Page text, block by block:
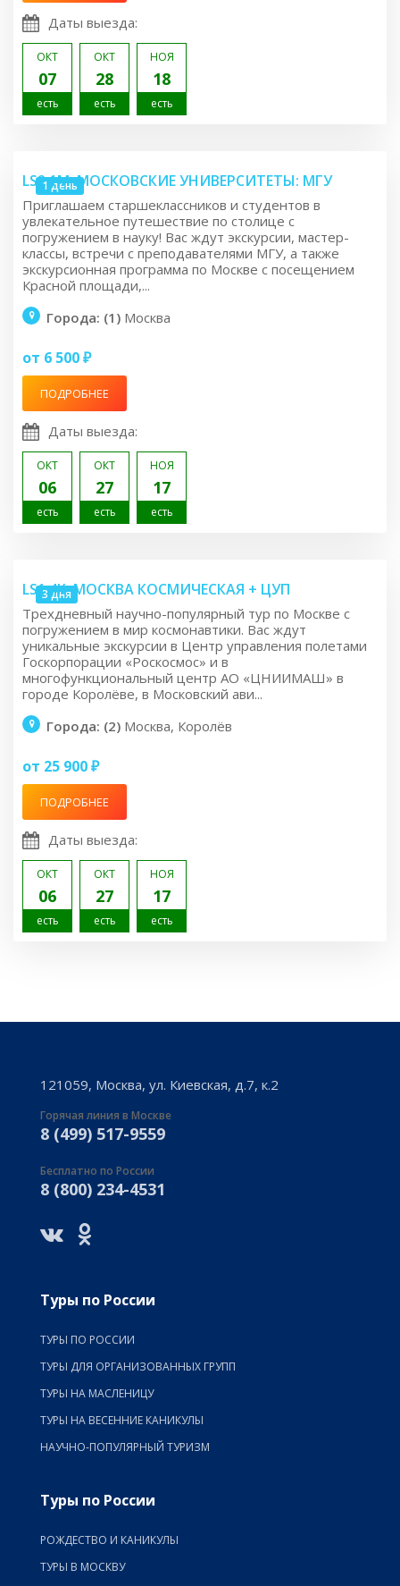
Даты выезда:
ОКТ
07
есть
ОКТ
28
есть
НОЯ
18
есть
1 день
LS2.1M: МОСКОВСКИЕ УНИВЕРСИТЕТЫ: МГУ
Приглашаем старшеклассников и студентов в
увлекательное путешествие по столице с
погружением в науку! Вас ждут экскурсии, мастер-
классы, встречи с преподавателями МГУ, а также
экскурсионная программа по Москве с посещением
Красной площади,...
Города: (1) Москва
от 6 500 ₽
ПОДРОБНЕЕ
Даты выезда:
ОКТ
06
есть
ОКТ
27
есть
НОЯ
17
есть
3 дня
LS1.4K: МОСКВА КОСМИЧЕСКАЯ + ЦУП
Трехдневный научно-популярный тур по Москве с
погружением в мир космонавтики. Вас ждут
уникальные экскурсии в Центр управления полетами
Госкорпорации «Роскосмос» и в
многофункциональный центр АО «ЦНИИМАШ» в
городе Королёве, в Московский ави...
Города: (2) Москва, Королёв
от 25 900 ₽
ПОДРОБНЕЕ
Даты выезда:
ОКТ
06
есть
ОКТ
27
есть
НОЯ
17
есть
121059, Москва, ул. Киевская, д.7, к.2
Горячая линия в Москве
8 (499) 517-9559
Бесплатно по России
8 (800) 234-4531
Туры по России
ТУРЫ ПО РОССИИ
ТУРЫ ДЛЯ ОРГАНИЗОВАННЫХ ГРУПП
ТУРЫ НА МАСЛЕНИЦУ
ТУРЫ НА ВЕСЕННИЕ КАНИКУЛЫ
НАУЧНО-ПОПУЛЯРНЫЙ ТУРИЗМ
Туры по России
РОЖДЕСТВО И КАНИКУЛЫ
ТУРЫ В МОСКВУ